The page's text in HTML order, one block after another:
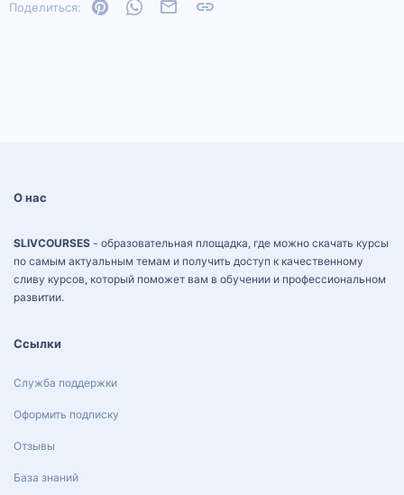
Поделиться: PinterestWhatsAppЭлектронная почта
О нас
SLIVCOURSES - образовательная площадка, где можно скачать курсы
по самым актуальным темам и получить доступ к качественному
сливу курсов, который поможет вам в обучении и профессиональном
развитии.
Ссылки
Служба поддержки
Оформить подписку
Отзывы
База знаний